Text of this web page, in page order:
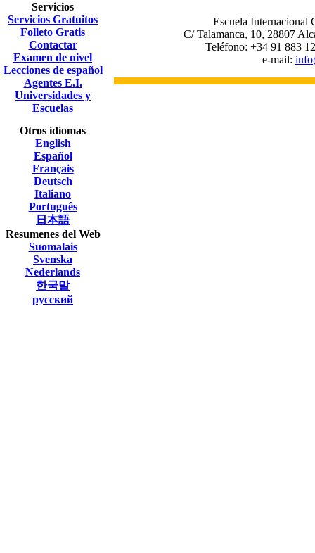
Servicios
Servicios Gratuitos
Folleto Gratis
Contactar
Examen de nivel
Lecciones de español
Agentes E.I.
Universidades y
Escuelas
Otros idiomas
English
Español
Français
Deutsch
Italiano
Português
日本語
Resumenes del Web
Suomalais
Svenska
Nederlands
한국말
русский
Escuela Internacional
C/ Talamanca, 10, 28807
Teléfono: +34 91 883
e-mail: